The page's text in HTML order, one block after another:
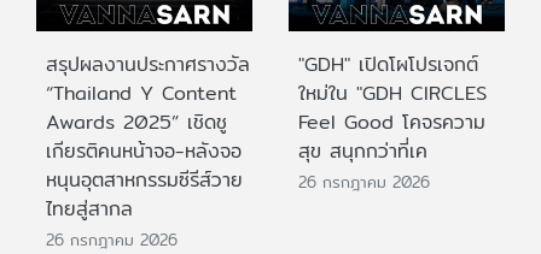
สรุปผลงานประกาศรางวัล
“Thailand Y Content
Awards 2025” เชิดชู
เกียรติคนหน้าจอ-หลังจอ
หนุนอุตสาหกรรมซีรีส์วาย
ไทยสู่สากล
26 กรกฎาคม 2026
"GDH" เปิดโผโปรเจกต์
ใหม่ใน "GDH CIRCLES
Feel Good โคจรความ
สุข สนุกกว่าที่เค
26 กรกฎาคม 2026